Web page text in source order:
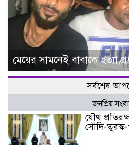
মেয়ের সামনেই বাবাকে
সর্বশেষ
জনপ্রিয়
যৌথ
সৌদি-তুরস্ক-